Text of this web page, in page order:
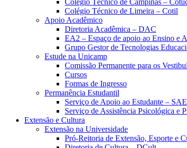
Colégio Técnico de Campinas –
Colégio Técnico de Limeira – Cotil
Apoio Acadêmico
Diretoria Acadêmica – DAC
EA2 – Espaço de apoio ao Ensino e
Grupo Gestor de Tecnologias
Estude na Unicamp
Comissão Permanente para os
Cursos
Formas de Ingresso
Permanência Estudantil
Serviço de Apoio ao Estudante – SAE
Serviço de Assistência Psicológica e
Extensão e Cultura
Extensão na Universidade
Pró-Reitoria de Extensão, Esporte e